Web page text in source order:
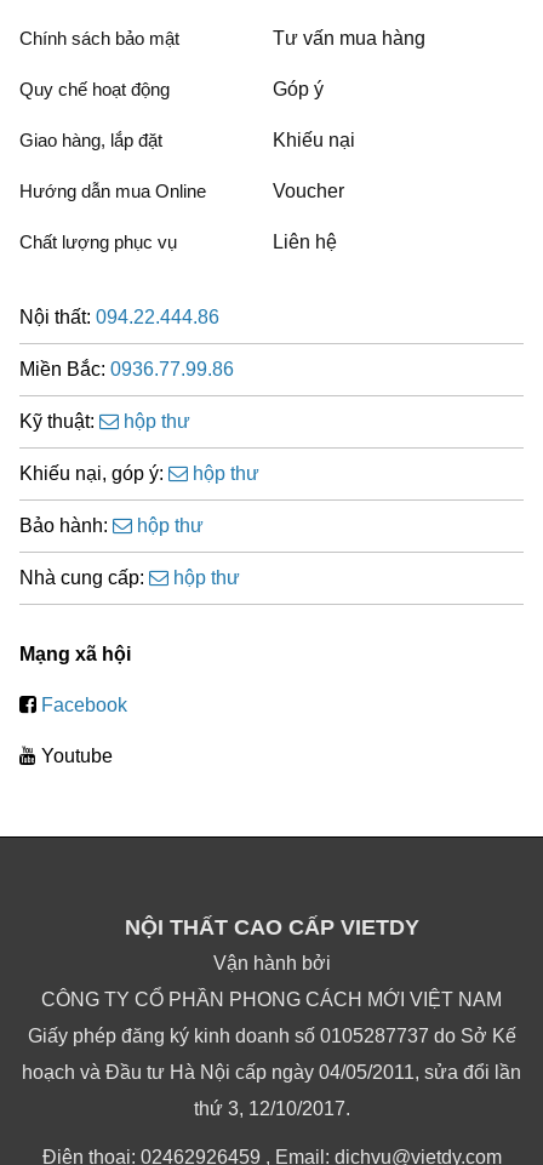
Chính sách bảo mật
Quy chế hoạt động
Giao hàng, lắp đặt
Hướng dẫn mua Online
Chất lượng phục vụ
Tư vấn mua hàng
Góp ý
Khiếu nại
Voucher
Liên hệ
Nội thất: 094.22.444.86
Miền Bắc: 0936.77.99.86
Kỹ thuật: hộp thư
Khiếu nại, góp ý: hộp thư
Bảo hành: hộp thư
Nhà cung cấp: hộp thư
Mạng xã hội
Facebook
Youtube
NỘI THẤT CAO CẤP VIETDY
Vận hành bởi
CÔNG TY CỔ PHẦN PHONG CÁCH MỚI VIỆT NAM
Giấy phép đăng ký kinh doanh số 0105287737 do Sở Kế
hoạch và Đầu tư Hà Nội cấp ngày 04/05/2011, sửa đổi lần
thứ 3, 12/10/2017.
Điện thoại: 02462926459 , Email: dichvu@vietdy.com